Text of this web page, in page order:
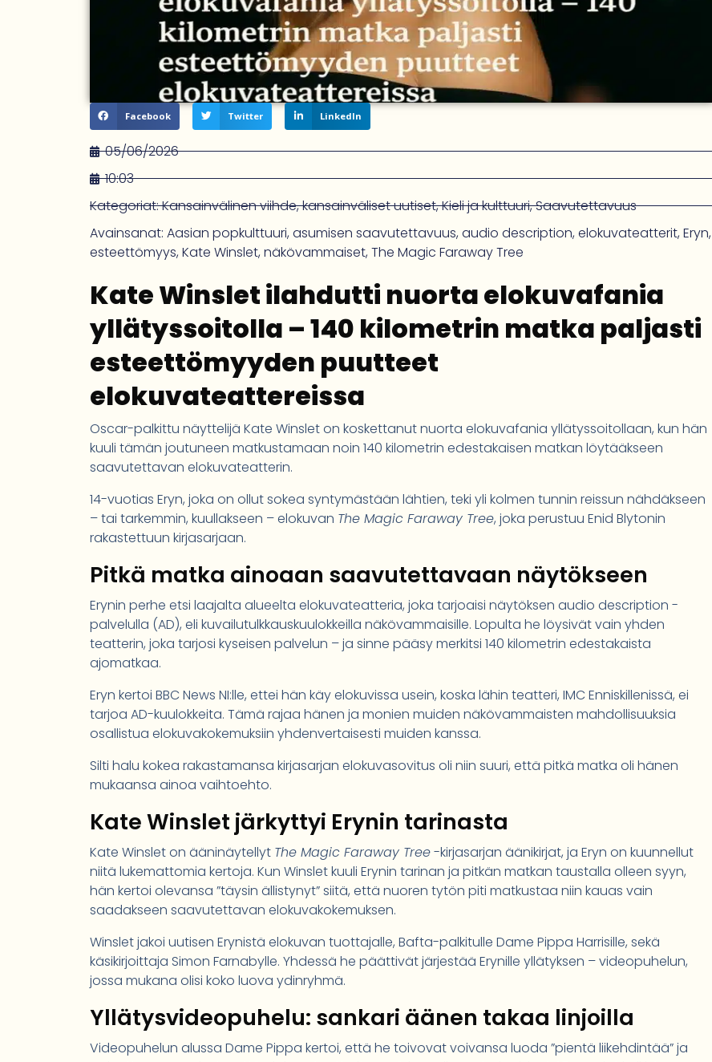
Facebook Twitter LinkedIn
05/06/2026
10:03
Kategoriat:Kansainvälinen viihde,kansainväliset uutiset,Kieli ja kulttuuri,Saavutettavuus
Avainsanat: Aasian popkulttuuri,asumisen saavutettavuus,audio description,elokuvateatterit,Eryn,
esteettömyys,Kate Winslet,näkövammaiset,The Magic Faraway Tree
Kate Winslet ilahdutti nuorta elokuvafania
yllätyssoitolla – 140 kilometrin matka paljasti
esteettömyyden puutteet
elokuvateattereissa
Oscar-palkittu näyttelijä Kate Winslet on koskettanut nuorta elokuvafania yllätyssoitollaan, kun hän
kuuli tämän joutuneen matkustamaan noin 140 kilometrin edestakaisen matkan löytääkseen
saavutettavan elokuvateatterin.
14-vuotias Eryn, joka on ollut sokea syntymästään lähtien, teki yli kolmen tunnin reissun nähdäkseen
– tai tarkemmin, kuullakseen – elokuvan The Magic Faraway Tree, joka perustuu Enid Blytonin
rakastettuun kirjasarjaan.
Pitkä matka ainoaan saavutettavaan näytökseen
Erynin perhe etsi laajalta alueelta elokuvateatteria, joka tarjoaisi näytöksen audio description -
palvelulla (AD), eli kuvailutulkkauskuulokkeilla näkövammaisille. Lopulta he löysivät vain yhden
teatterin, joka tarjosi kyseisen palvelun – ja sinne pääsy merkitsi 140 kilometrin edestakaista
ajomatkaa.
Eryn kertoi BBC News NI:lle, ettei hän käy elokuvissa usein, koska lähin teatteri, IMC Enniskillenissä, ei
tarjoa AD-kuulokkeita. Tämä rajaa hänen ja monien muiden näkövammaisten mahdollisuuksia
osallistua elokuvakokemuksiin yhdenvertaisesti muiden kanssa.
Silti halu kokea rakastamansa kirjasarjan elokuvasovitus oli niin suuri, että pitkä matka oli hänen
mukaansa ainoa vaihtoehto.
Kate Winslet järkyttyi Erynin tarinasta
Kate Winslet on ääninäytellyt The Magic Faraway Tree-kirjasarjan äänikirjat, ja Eryn on kuunnellut
niitä lukemattomia kertoja. Kun Winslet kuuli Erynin tarinan ja pitkän matkan taustalla olleen syyn,
hän kertoi olevansa ”täysin ällistynyt” siitä, että nuoren tytön piti matkustaa niin kauas vain
saadakseen saavutettavan elokuvakokemuksen.
Winslet jakoi uutisen Erynistä elokuvan tuottajalle, Bafta-palkitulle Dame Pippa Harrisille, sekä
käsikirjoittaja Simon Farnabylle. Yhdessä he päättivät järjestää Erynille yllätyksen – videopuhelun,
jossa mukana olisi koko luova ydinryhmä.
Yllätysvideopuhelu: sankari äänen takaa linjoilla
Videopuhelun alussa Dame Pippa kertoi, että he toivovat voivansa luoda ”pientä liikehdintää” ja